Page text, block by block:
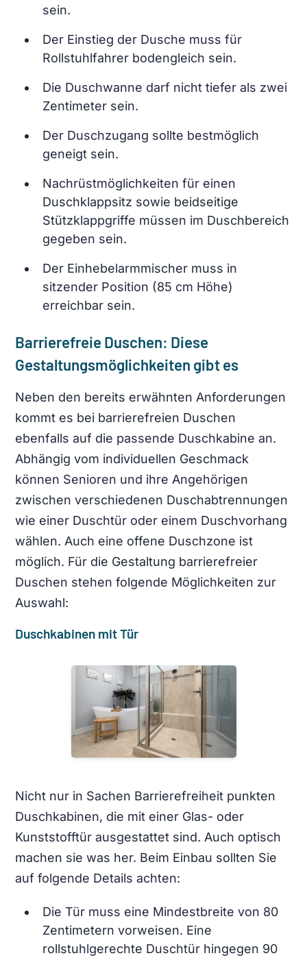
sein.
Der Einstieg der Dusche muss für
Rollstuhlfahrer bodengleich sein.
Die Duschwanne darf nicht tiefer als zwei
Zentimeter sein.
Der Duschzugang sollte bestmöglich
geneigt sein.
Nachrüstmöglichkeiten für einen
Duschklappsitz sowie beidseitige
Stützklappgriffe müssen im Duschbereich
gegeben sein.
Der Einhebelarmmischer muss in
sitzender Position (85 cm Höhe)
erreichbar sein.
Barrierefreie Duschen: Diese
Gestaltungsmöglichkeiten gibt es
Neben den bereits erwähnten Anforderungen
kommt es bei barrierefreien Duschen
ebenfalls auf die passende Duschkabine an.
Abhängig vom individuellen Geschmack
können Senioren und ihre Angehörigen
zwischen verschiedenen Duschabtrennungen
wie einer Duschtür oder einem Duschvorhang
wählen. Auch eine offene Duschzone ist
möglich. Für die Gestaltung barrierefreier
Duschen stehen folgende Möglichkeiten zur
Auswahl:
Duschkabinen mit Tür
Nicht nur in Sachen Barrierefreiheit punkten
Duschkabinen, die mit einer Glas- oder
Kunststofftür ausgestattet sind. Auch optisch
machen sie was her. Beim Einbau sollten Sie
auf folgende Details achten:
Die Tür muss eine Mindestbreite von 80
Zentimetern vorweisen. Eine
rollstuhlgerechte Duschtür hingegen 90